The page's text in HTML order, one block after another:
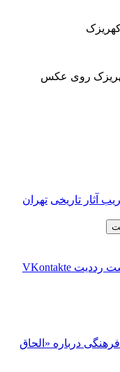
روی عکس
آثار تاریخی تهران
‫رددیت ‫VKontakte